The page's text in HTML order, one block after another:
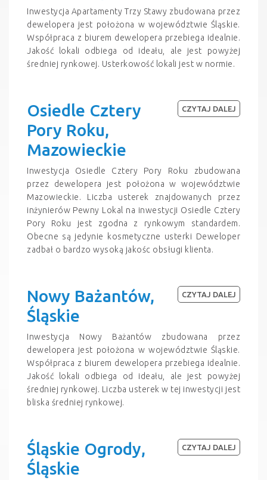
Inwestycja Apartamenty Trzy Stawy zbudowana przez
dewelopera jest położona w województwie Śląskie.
Współpraca z biurem dewelopera przebiega idealnie.
Jakość lokali odbiega od ideału, ale jest powyżej
średniej rynkowej. Usterkowość lokali jest w normie.
Osiedle Cztery
Pory Roku,
Mazowieckie
Inwestycja Osiedle Cztery Pory Roku zbudowana
przez dewelopera jest położona w województwie
Mazowieckie. Liczba usterek znajdowanych przez
inżynierów Pewny Lokal na inwestycji Osiedle Cztery
Pory Roku jest zgodna z rynkowym standardem.
Obecne są jedynie kosmetyczne usterki Deweloper
zadbał o bardzo wysoką jakośc obsługi klienta.
CZYTAJ DALEJ
Nowy Bażantów,
Śląskie
Inwestycja Nowy Bażantów zbudowana przez
dewelopera jest położona w województwie Śląskie.
Współpraca z biurem dewelopera przebiega idealnie.
Jakość lokali odbiega od ideału, ale jest powyżej
średniej rynkowej. Liczba usterek w tej inwestycji jest
bliska średniej rynkowej.
CZYTAJ DALEJ
Śląskie Ogrody,
Śląskie
CZYTAJ DALEJ